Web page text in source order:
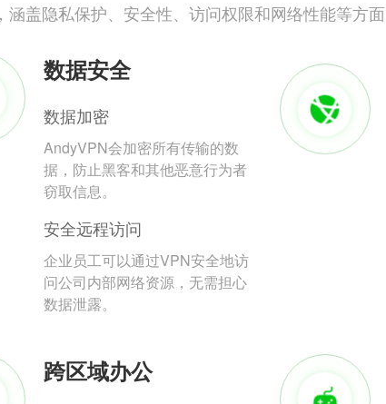
涵盖隐私保护、安全性、访问权限和网络性能等方面
数据安全
数据加密
AndyVPN会加密所有传输的数
据，防止黑客和其他恶意行为者
窃取信息。
安全远程访问
企业员工可以通过VPN安全地访
问公司内部网络资源，无需担心
数据泄露。
跨区域办公